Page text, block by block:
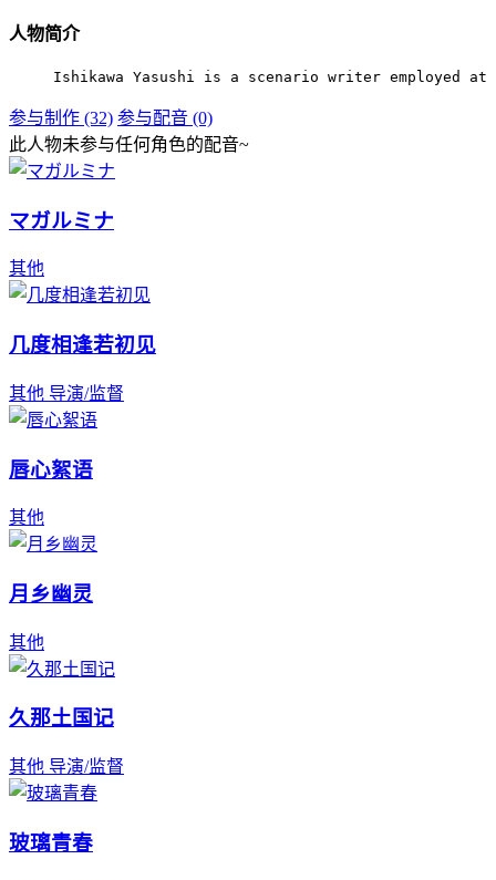
人物简介
Ishikawa Yasushi is a scenario writer employed at
参与制作 (32) 参与配音 (0)
此人物未参与任何角色的配音~
マガルミナ
其他
几度相逢若初见
其他 导演/监督
唇心絮语
其他
月乡幽灵
其他
久那土国记
其他 导演/监督
玻璃青春